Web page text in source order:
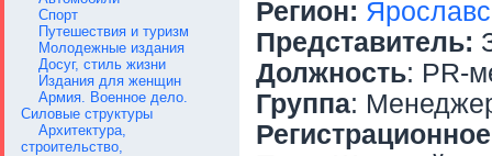
Спорт
Путешествия и туризм
Молодежные издания
Досуг, стиль жизни
Издания для женщин
Армия. Военное дело.
Силовые структуры
Архитектура,
строительство,
Регион:
Представитель:
Должность: PR-
Группа: